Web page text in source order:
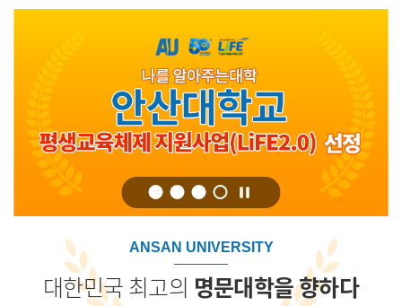
1 2 3 4 pause
안산대학교 PRANSAN UNIVERSITY
대한민국 최고의 명문대학을 향하다